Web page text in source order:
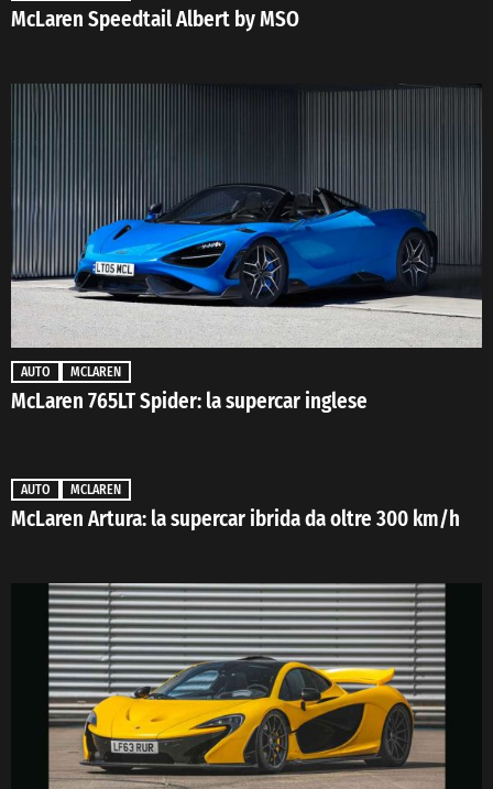
McLaren Speedtail Albert by MSO
AUTO MCLAREN
McLaren 765LT Spider: la supercar inglese
AUTO MCLAREN
McLaren Artura: la supercar ibrida da oltre 300 km/h